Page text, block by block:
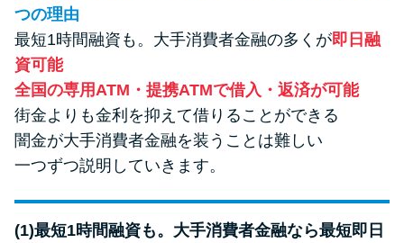
つの理由
最短1時間融資も。大手消費者金融の多くが即日融
資可能
全国の専用ATM・提携ATMで借入・返済が可能
街金よりも金利を抑えて借りることができる
闇金が大手消費者金融を装うことは難しい
一つずつ説明していきます。
(1)最短1時間融資も。大手消費者金融なら最短即日